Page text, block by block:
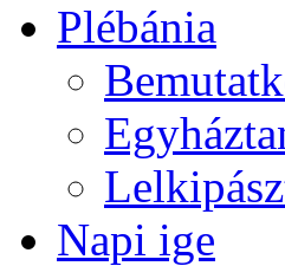
Plébánia
Napi ige